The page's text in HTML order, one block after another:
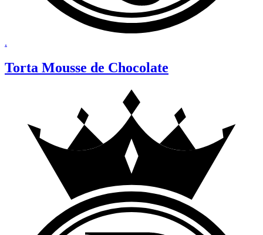
.
Torta Mousse de Chocolate